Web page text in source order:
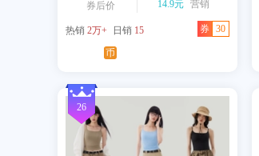
券后价 14.9元 营销
热销 2万+ 日销 15 券 30
币
26